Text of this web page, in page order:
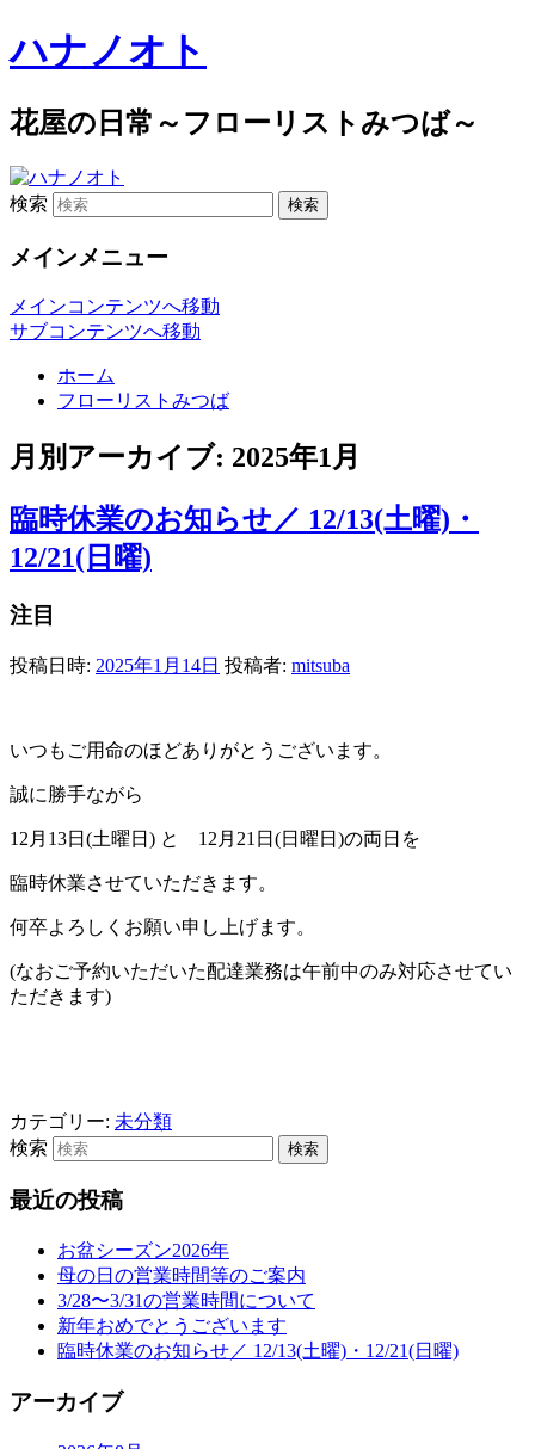
ハナノオト
花屋の日常～フローリストみつば～
検索
メインメニュー
メインコンテンツへ移動
サブコンテンツへ移動
ホーム
フローリストみつば
月別アーカイブ: 2025年1月
臨時休業のお知らせ／ 12/13(土曜)・
12/21(日曜)
注目
投稿日時: 2025年1月14日 投稿者: mitsuba
いつもご用命のほどありがとうございます。
誠に勝手ながら
12月13日(土曜日) と 12月21日(日曜日)の両日を
臨時休業させていただきます。
何卒よろしくお願い申し上げます。
(なおご予約いただいた配達業務は午前中のみ対応させてい
ただきます)
カテゴリー: 未分類
検索
最近の投稿
お盆シーズン2026年
母の日の営業時間等のご案内
3/28〜3/31の営業時間について
新年おめでとうございます
臨時休業のお知らせ／ 12/13(土曜)・12/21(日曜)
アーカイブ